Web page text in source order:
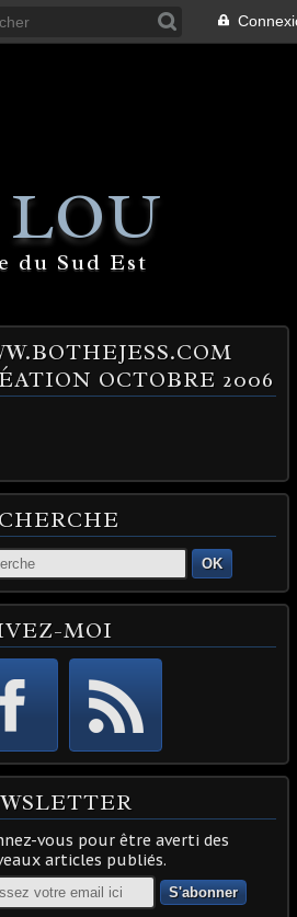
du Sud Est
OCTOBRE 2006
OK
MOI
vous pour être averti des
articles publiés.